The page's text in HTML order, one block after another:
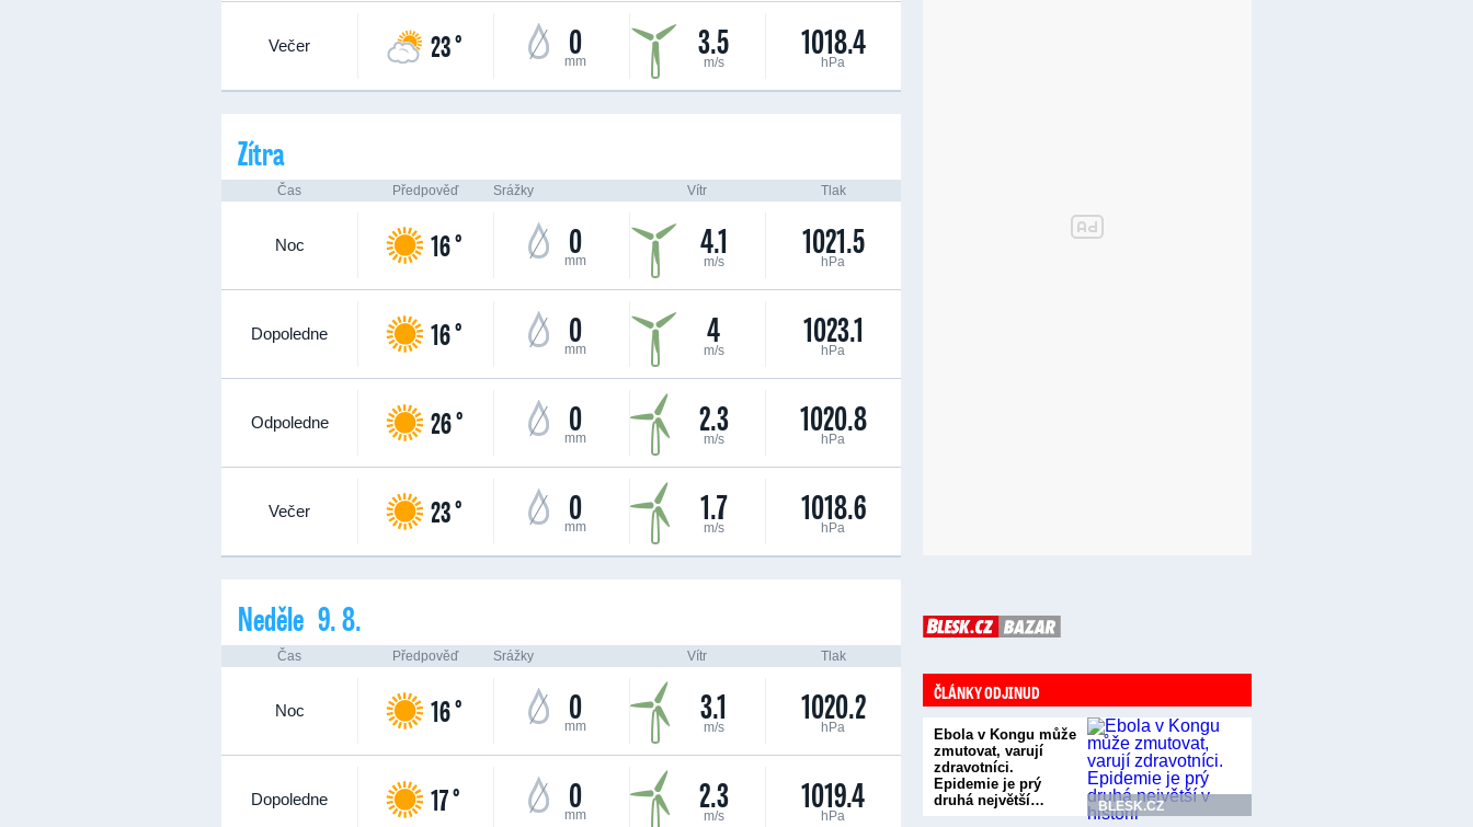
Večer 23 ° 0
mm 3.5
m/s 1018.4
hPa
Zítra
Čas Předpověď Srážky Vítr Tlak
Noc 16 ° 0
mm 4.1
m/s 1021.5
hPa
Dopoledne 16 ° 0
mm 4
m/s 1023.1
hPa
Odpoledne 26 ° 0
mm 2.3
m/s 1020.8
hPa
Večer 23 ° 0
mm 1.7
m/s 1018.6
hPa
Neděle 9. 8.
Čas Předpověď Srážky Vítr Tlak
Noc 16 ° 0
mm 3.1
m/s 1020.2
hPa
Dopoledne 17 ° 0
mm 2.3
m/s 1019.4
hPa
ČLÁNKY ODJINUD
Ebola v Kongu může
zmutovat, varují
zdravotníci.
Epidemie je prý
druhá největší…
BLESK.CZ